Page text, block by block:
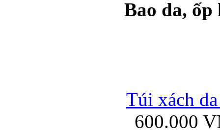
Ốp lưng silicon
Bao da,
Túi xách
600.000